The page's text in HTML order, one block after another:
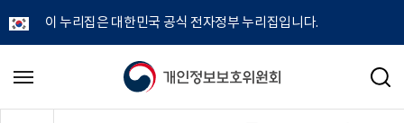
이 누리집은 대한민국 공식 전자정부 누리집입니다.
개
메
검